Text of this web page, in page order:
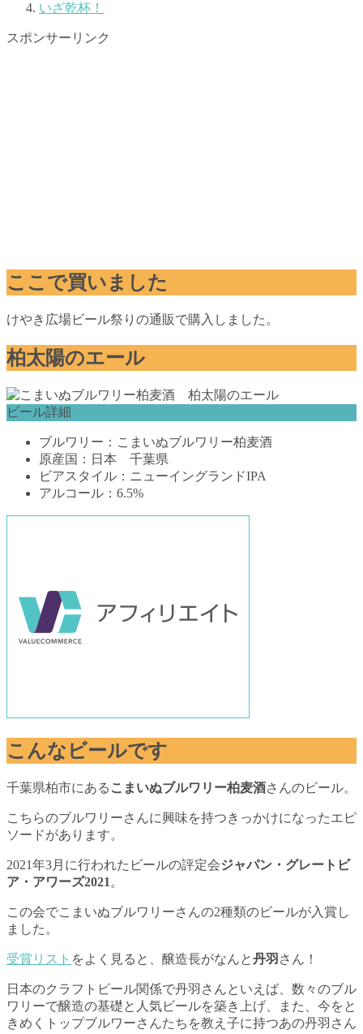
いざ乾杯！
スポンサーリンク
ここで買いました
けやき広場ビール祭りの通販で購入しました。
柏太陽のエール
ビール詳細
ブルワリー：こまいぬブルワリー柏麦酒
原産国：日本 千葉県
ビアスタイル：ニューイングランドIPA
アルコール：6.5%
こんなビールです
千葉県柏市にある こまいぬブルワリー柏麦酒さんのビール。
こちらのブルワリーさんに興味を持つきっかけになったエピ
ソードがあります。
2021年3月に行われたビールの評定会ジャパン・グレートビ
ア・アワーズ2021 。
この会でこまいぬブルワリーさんの2種類のビールが入賞し
ました。
受賞リスト をよく見ると、醸造長がなんと丹羽 さん！
日本のクラフトビール関係で丹羽さんといえば、数々のブル
ワリーで醸造の基礎と人気ビールを築き上げ、また、今をと
きめくトップブルワーさんたちを教え子に持つあの丹羽さん